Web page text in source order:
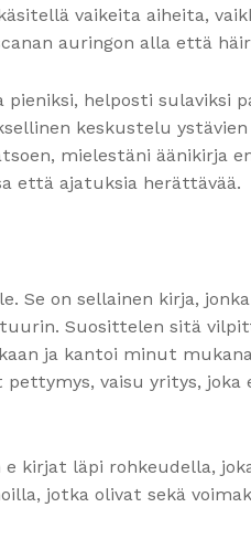
vaikeita aiheita,
auringon alla että
helposti sulaviksi
keskustelu
mielestäni äänikirja
että ajatuksia herättävää.
Se on sellainen kirja,
Suosittelen sitä
ja kantoi minut
pettymys, vaisu yritys,
kirjat​ läpi rohkeudella,
jotka olivat sekä